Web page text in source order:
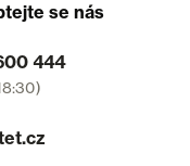
se nás
444